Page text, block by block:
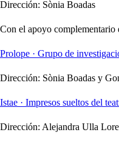
Dirección: Sònia Boadas
Con el apoyo complementario
Prolope · Grupo de
Dirección: Sònia Boadas y
Istae · Impresos sueltos del
Dirección: Alejandra Ulla